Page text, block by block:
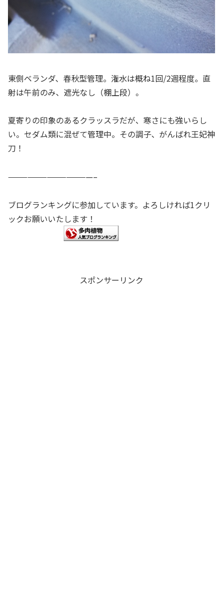
東側ベランダ、春秋型管理。潅水は概ね1回/2週程度。直
射は午前のみ、遮光なし（棚上段）。
夏寄りの印象のあるクラッスラだが、寒さにも強いらし
い。セダム類に混ぜて管理中。その調子、がんばれ王妃神
刀！
—————————————–
ブログランキングに参加しています。よろしければ1クリ
ックお願いいたします！
スポンサーリンク